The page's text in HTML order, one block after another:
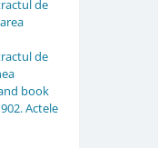
de
de
book
Actele